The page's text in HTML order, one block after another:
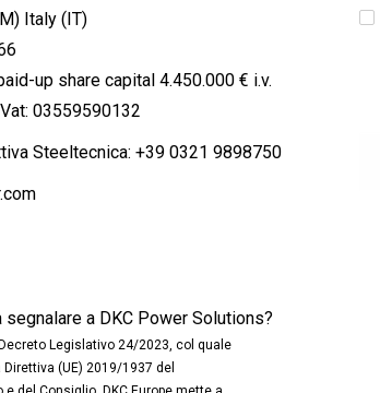
Italy (IT)
up share capital 4.450.000 € i.v.
Vat: 03559590132
Steeltecnica: +39 0321 9898750
segnalare a DKC Power Solutions?
Legislativo 24/2023, col quale
Direttiva (UE) 2019/1937 del